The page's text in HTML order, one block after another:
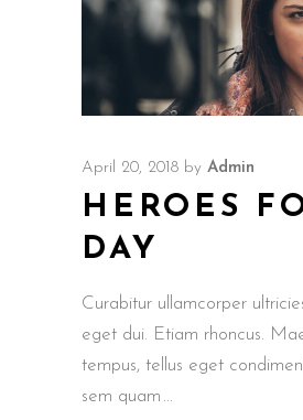
April 20, 2018 by Admin
HEROES
DAY
Curabitur ullamcorper
eget dui. Etiam rhoncus.
tempus, tellus eget
sem quam